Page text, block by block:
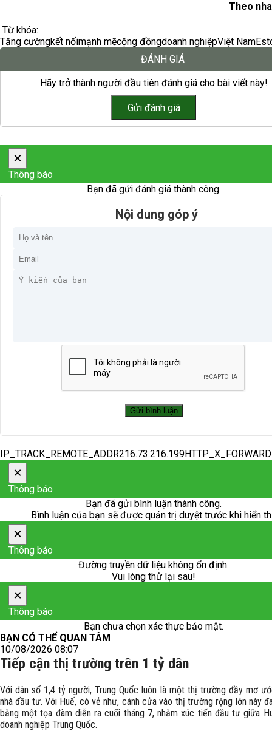
Theo
Từ khóa:
Tăng cườngkết nốimạnh mẽcộng đồngdoanh nghiệpViệt Nam
ĐÁNH GIÁ
Hãy trở thành người đầu tiên đánh giá cho bài viết này!
×
Thông báo
Bạn đã gửi đánh giá thành công.
Nội dung góp ý
×
Thông báo
Bạn đã gửi bình luận thành công.
Bình luận của bạn sẽ được quản trị duyệt trước khi hiển
×
Thông báo
Đường truyền dữ liệu không ổn định.
Vui lòng thử lại sau!
×
Thông báo
Bạn chưa chọn xác thực bảo mật.
BẠN CÓ THỂ QUAN TÂM
10/08/2026 08:07
Tiếp cận thị trường trên 1 tỷ dân
Với dân số 1,4 tỷ người, Trung Quốc luôn là một thị trường đầy mơ
nhà đầu tư. Với Huế, có vẻ như, cánh cửa vào thị trường rộng lớn này
bằng một tọa đàm diễn ra cuối tháng 7, nhằm xúc tiến đầu tư giữa
doanh nghiệp Trung Quốc.